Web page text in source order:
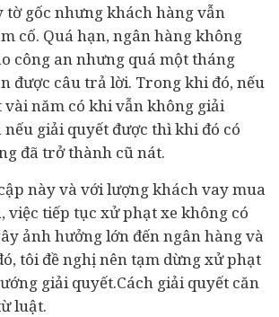
tờ gốc nhưng khách hàng vẫn
cố. Quá hạn, ngân hàng không
công an nhưng quá một tháng
được câu trả lời. Trong khi đó, nếu
năm có khi vẫn không giải
nếu giải quyết được thì khi đó có
đã trở thành cũ nát.
này và với lượng khách vay mua
việc tiếp tục xử phạt xe không có
ảnh hưởng lớn đến ngân hàng và
tôi đề nghị nên tạm dừng xử phạt
giải quyết.Cách giải quyết căn
luật.